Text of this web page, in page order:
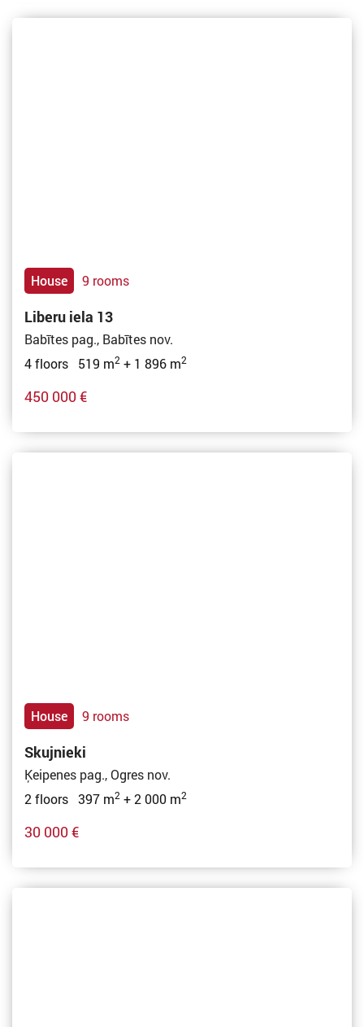
House 9 rooms
Liberu iela 13
Babītes pag., Babītes nov.
4 floors 519 m2 + 1 896 m2
450 000 €
House 9 rooms
Skujnieki
Ķeipenes pag., Ogres nov.
2 floors 397 m2 + 2 000 m2
30 000 €